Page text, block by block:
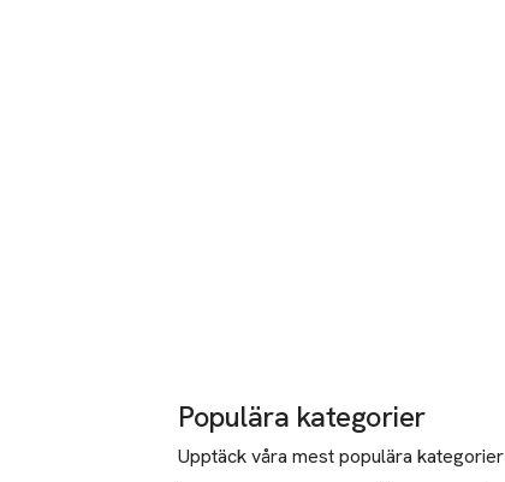
Populära kategorier
Upptäck våra mest populära kategorier